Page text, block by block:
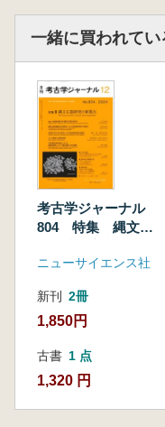
杵築城跡(国史跡
近世柳川城下町
近世城下町にお
跡第30次調査を
三重津海軍所跡(
4 近代
金山水車(轟精練
三池炭鉱と関連
九州大学食器(谷
海軍築城航空基
一緒に買われてい
考古学ジャーナル
804 特集 縄文石
ニューサイエンス社
新刊 2冊
1,850円
古書 1 点
1,320 円